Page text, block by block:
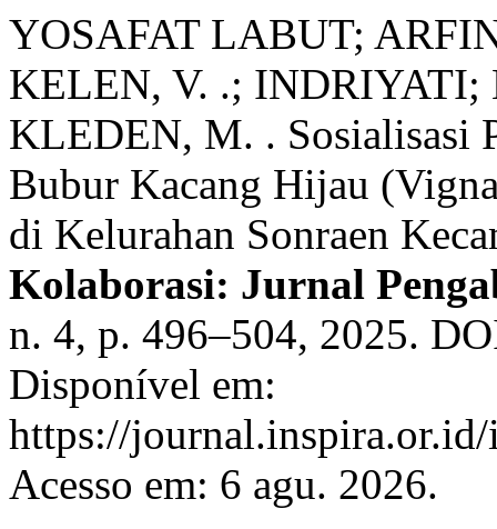
YOSAFAT LABUT;
KELEN, V. .;
KLEDEN, M. . Sosialisasi
Bubur Kacang Hijau
di Kelurahan Sonraen
Kolaborasi: Jurnal
n. 4, p. 496–504, 2025.
Disponível em:
https://
Acesso em: 6 agu. 2026.